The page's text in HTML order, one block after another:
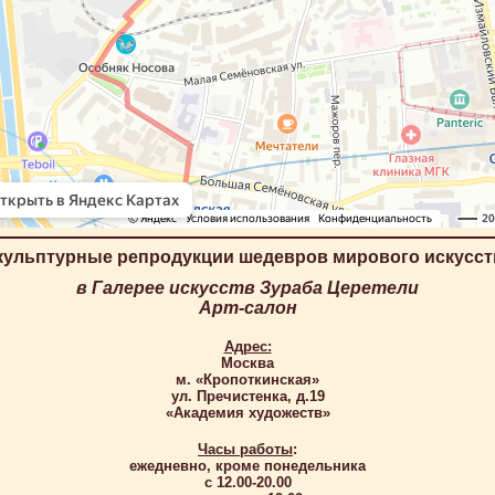
репродукции шедевров мирового
в Галерее искусств Зураба Церетели
Арт-салон
Адрес:
Москва
м. «Кропоткинская»
ул. Пречистенка, д.19
«Академия художеств»
Часы работы:
ежедневно, кроме понедельника
c 12.00-20.00